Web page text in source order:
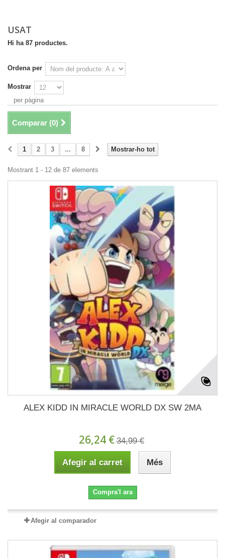
USAT
Hi ha 87 productes.
Ordena per
Mostrar
per pàgina
Comparar (0)
Mostrar-ho tot
1 2 3 ... 8
Mostrant 1 - 12 de 87 elements
ALEX KIDD IN MIRACLE WORLD DX SW 2MA
26,24 € 34,99 €
Afegir al carret Més
Compra'l ara
Afegir al comparador